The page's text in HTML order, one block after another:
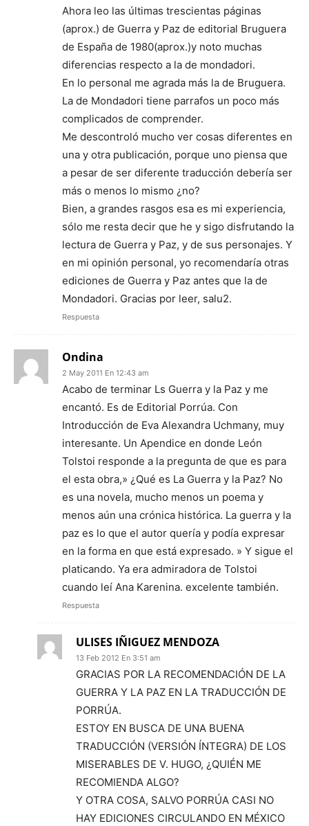
Ahora leo las últimas trescientas páginas
(aprox.) de Guerra y Paz de editorial Bruguera
de España de 1980(aprox.)y noto muchas
diferencias respecto a la de mondadori.
En lo personal me agrada más la de Bruguera.
La de Mondadori tiene parrafos un poco más
complicados de comprender.
Me descontroló mucho ver cosas diferentes en
una y otra publicación, porque uno piensa que
a pesar de ser diferente traducción debería ser
más o menos lo mismo ¿no?
Bien, a grandes rasgos esa es mi experiencia,
sólo me resta decir que he y sigo disfrutando la
lectura de Guerra y Paz, y de sus personajes. Y
en mi opinión personal, yo recomendaría otras
ediciones de Guerra y Paz antes que la de
Mondadori. Gracias por leer, salu2.
Respuesta
Ondina
2 May 2011 En 12:43 am
Acabo de terminar Ls Guerra y la Paz y me
encantó. Es de Editorial Porrúa. Con
Introducción de Eva Alexandra Uchmany, muy
interesante. Un Apendice en donde León
Tolstoi responde a la pregunta de que es para
el esta obra,» ¿Qué es La Guerra y la Paz? No
es una novela, mucho menos un poema y
menos aún una crónica histórica. La guerra y la
paz es lo que el autor quería y podía expresar
en la forma en que está expresado. » Y sigue el
platicando. Ya era admiradora de Tolstoi
cuando leí Ana Karenina. excelente también.
Respuesta
ULISES IÑIGUEZ MENDOZA
13 Feb 2012 En 3:51 am
GRACIAS POR LA RECOMENDACIÓN DE LA
GUERRA Y LA PAZ EN LA TRADUCCIÓN DE
PORRÚA.
ESTOY EN BUSCA DE UNA BUENA
TRADUCCIÓN (VERSIÓN ÍNTEGRA) DE LOS
MISERABLES DE V. HUGO, ¿QUIÉN ME
RECOMIENDA ALGO?
Y OTRA COSA, SALVO PORRÚA CASI NO
HAY EDICIONES CIRCULANDO EN MÉXICO